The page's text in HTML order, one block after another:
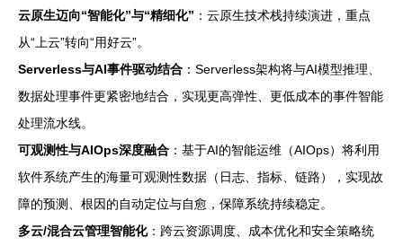
云原生迈向“智能化”与“精细化” ：云原生技术栈持续演进，重点
从“上云”转向“用好云”。
Serverless与AI事件驱动结合 ：Serverless架构将与AI模型推理、
数据处理事件更紧密地结合，实现更高弹性、更低成本的事件智能
处理流水线。
可观测性与AIOps深度融合 ：基于AI的智能运维（AIOps）将利用
软件系统产生的海量可观测性数据（日志、指标、链路），实现故
障的预测、根因的自动定位与自愈，保障系统持续稳定。
多云/混合云管理智能化：跨云资源调度、成本优化和安全策略统